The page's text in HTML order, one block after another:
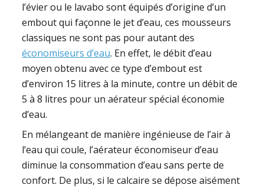
l’évier ou le lavabo sont équipés d’origine d’un
embout qui façonne le jet d’eau, ces mousseurs
classiques ne sont pas pour autant des
économiseurs d’eau. En effet, le débit d’eau
moyen obtenu avec ce type d’embout est
d’environ 15 litres à la minute, contre un débit de
5 à 8 litres pour un aérateur spécial économie
d’eau.
En mélangeant de manière ingénieuse de l’air à
l’eau qui coule, l’aérateur économiseur d’eau
diminue la consommation d’eau sans perte de
confort. De plus, si le calcaire se dépose aisément